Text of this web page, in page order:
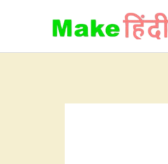
content